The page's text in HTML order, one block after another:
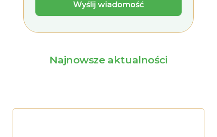
Najnowsze aktualności